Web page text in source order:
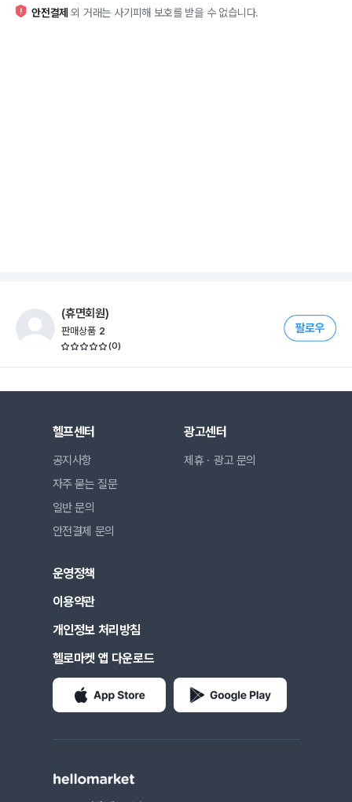
안전결제 외 거래는 사기피해 보호를 받을 수 없습니다.
(휴면회원)
판매상품 2
(0)
헬프센터
공지사항
자주 묻는 질문
일반 문의
안전결제 문의
광고센터
제휴ㆍ광고 문의
운영정책
이용약관
개인정보 처리방침
헬로마켓 앱 다운로드